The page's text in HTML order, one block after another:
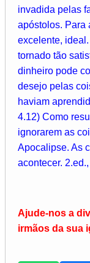
invadida pelas
apóstolos. Para
excelente,
tornado tão
dinheiro pode
desejo pelas
haviam
4.12) Como
ignorarem as
Apocalipse. As
acontecer.
Ajude-nos a
irmãos da sua